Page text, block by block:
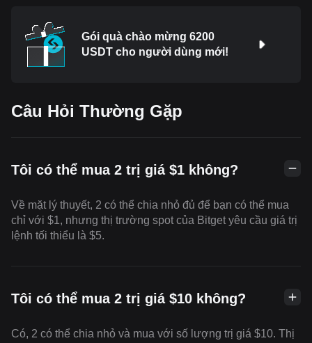
Gói quà chào mừng 6200
USDT cho người dùng mới!
Câu Hỏi Thường Gặp
Tôi có thể mua 2 trị giá $1 không?
Về mặt lý thuyết, 2 có thể chia nhỏ đủ để bạn có thể mua
chỉ với $1, nhưng thị trường spot của Bitget yêu cầu giá trị
lệnh tối thiểu là $5.
Tôi có thể mua 2 trị giá $10 không?
Có, 2 có thể chia nhỏ và mua với số lượng trị giá $10. Thị